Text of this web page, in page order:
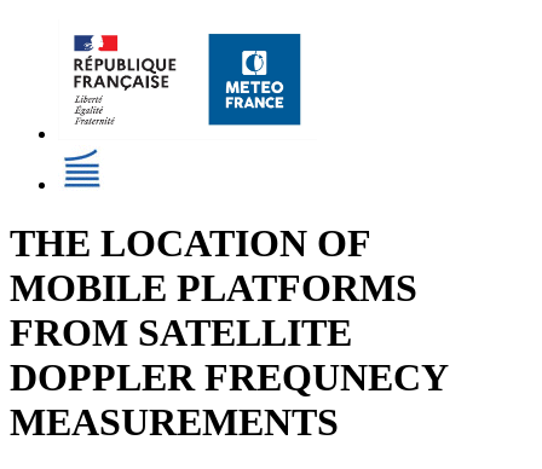
THE LOCATION OF
MOBILE PLATFORMS
FROM SATELLITE
DOPPLER FREQUNECY
MEASUREMENTS